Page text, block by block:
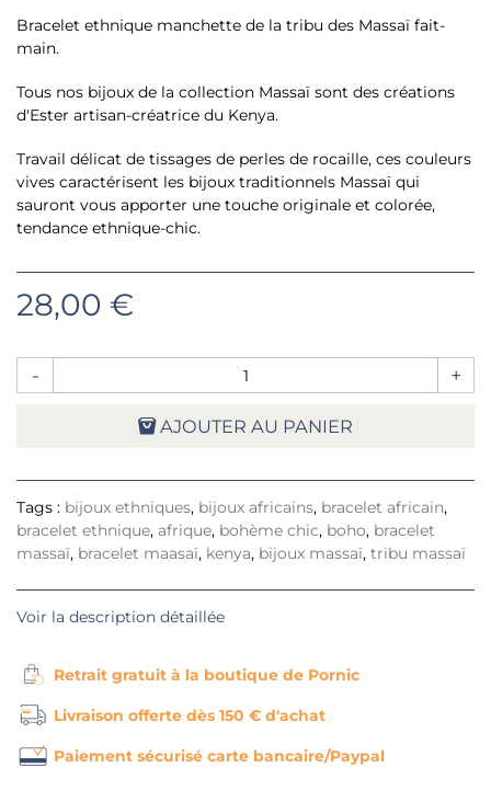
Bracelet ethnique manchette de la tribu des Massaï fait-
main.
Tous nos bijoux de la collection Massaï sont des créations
d'Ester artisan-créatrice du Kenya.
Travail délicat de tissages de perles de rocaille, ces couleurs
vives caractérisent les bijoux traditionnels Massaï qui
sauront vous apporter une touche originale et colorée,
tendance ethnique-chic.
28,00 €
- +
AJOUTER AU PANIER
Tags : bijoux ethniques, bijoux africains, bracelet africain,
bracelet ethnique, afrique, bohème chic, boho, bracelet
massaï, bracelet maasaï, kenya, bijoux massaï, tribu massaï
Voir la description détaillée
Retrait gratuit à la boutique de Pornic
Livraison offerte dès 150 € d'achat
Paiement sécurisé carte bancaire/Paypal